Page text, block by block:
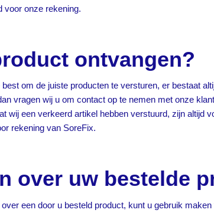
voor onze rekening.
ontvangen?
om de juiste producten te versturen, er bestaat
vragen wij u om contact op te nemen met onze
wij een verkeerd artikel hebben verstuurd, zijn altijd
rekening van SoreFix.
over uw bestelde
een door u besteld product, kunt u gebruik